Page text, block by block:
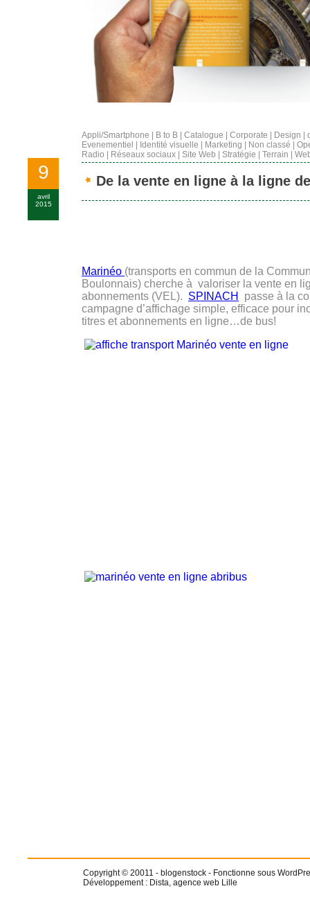
9
avril
2015
Appli/Smartphone B to B Catalogue Corporate Design
Evenementiel
Identité visuelle Marketing Non classé
Radio
Réseaux sociaux Site Web Stratégie Terrain
De la vente en ligne à la ligne
Marinéo (transports en commun de la
Boulonnais) cherche à valoriser la vente en
abonnements (VEL). SPINACH
passe à la
campagne d’affichage simple, efficace pour
titres et abonnements en ligne…de bus!
Copyright © 20011 - blogenstock - Fonctionne sous
Développement : Dista, agence web Lille